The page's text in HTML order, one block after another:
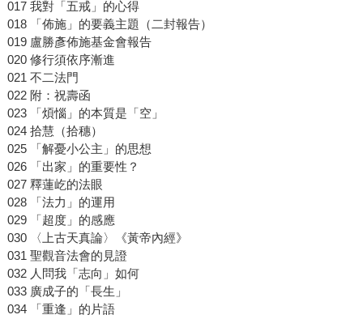
017 我對「五戒」的心得
018 「佈施」的要義主題（二封報告）
019 盧勝彥佈施基金會報告
020 修行須依序漸進
021 不二法門
022 附：祝壽函
023 「煩惱」的本質是「空」
024 拾慧（拾穗）
025 「解憂小公主」的思想
026 「出家」的重要性？
027 釋蓮屹的法眼
028 「法力」的運用
029 「超度」的感應
030 〈上古天真論〉《黃帝內經》
031 聖觀音法會的見證
032 人問我「志向」如何
033 廣成子的「長生」
034 「重逢」的片語